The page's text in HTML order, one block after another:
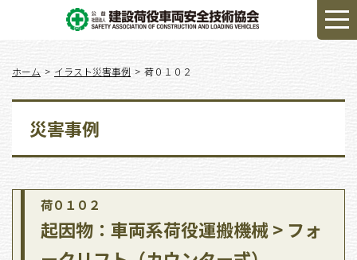
ホーム イラスト災害事例 荷０１０２
災害事例
荷０１０２
起因物：車両系荷役運搬機械 > フォ